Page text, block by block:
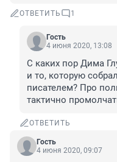
ОТВЕТИТЬ 1
Гость
4 июня 2020, 13:08
С каких пор Дима
и то, которую
писателем? Про
тактично
ОТВЕТИТЬ
Гость
4 июня 2020, 09:07